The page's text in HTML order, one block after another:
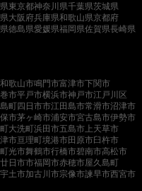
東京都神奈川県千葉県茨城県
大阪府兵庫県和歌山県京都府
徳島県愛媛県福岡県佐賀県長崎県
和歌山市鳴門市富津市下関市
市平戸市横浜市神戸市江戸川区
町四日市市江田島市常滑市沼津市
市茅ヶ崎市浦安市宮古島市伊勢市
大洗町浜田市五島市 上天草市
市亘理町境港市田原市臼杵市
光市舞鶴市行橋市碧南市高松市
廿日市市福岡市赤穂市屋久島町
宇土市加古川市宗像市諫早市西宮市